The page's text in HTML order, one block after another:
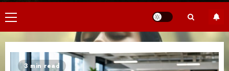
Primary
Menu
3 min read